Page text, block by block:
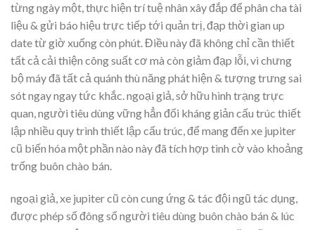
từng ngày một, thực hiện trí tuệ nhân xây đắp để phân cha tài
liệu & gửi báo hiệu trực tiếp tới quản trị, đạp thời gian up
date từ giờ xuống còn phút. Điều này đã không chỉ cần thiết
tất cả cải thiện công suất cơ mà còn giảm đạp lỗi, vì chưng
bộ máy đã tất cả quánh thù năng phát hiện & tượng trưng sai
sót ngay ngay tức khắc. ngoại giả, sở hữu hình trạng trực
quan, người tiêu dùng vững hẳn đối kháng giản cấu trúc thiết
lập nhiều quy trình thiết lập cấu trúc, để mang đến xe jupiter
cũ biến hóa một phần nào này đã tích hợp tình cờ vào khoảng
trống buôn chào bán.
ngoại giả, xe jupiter cũ còn cung ứng & tác đội ngũ tác dụng,
được phép số đông số người tiêu dùng buôn chào bán & lúc